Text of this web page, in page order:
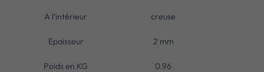
A l’intérieur creuse
Epaisseur 2 mm
Poids en KG 0.96